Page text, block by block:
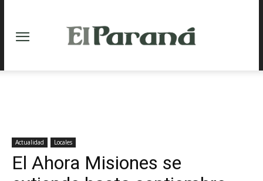
Actualidad Locales
El Ahora Misiones se